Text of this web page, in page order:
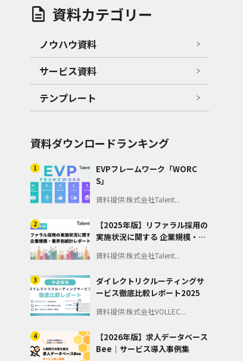
資料カテゴリー
ノウハウ資料
サービス資料
テンプレート
資料ダウンロードランキング
1
EVPフレームワーク「WORC
S」
資料提供:株式会社Talent...
2
【2025年版】リファラル採用の
実施状況に関する 企業規模・業
資料提供:株式会社Talent...
3
ダイレクトリクルーティングサ
ービス徹底比較レポート2025
資料提供:株式会社VOLLEC...
4
【2026年版】求人データベース
Bee｜サービス導入事例集